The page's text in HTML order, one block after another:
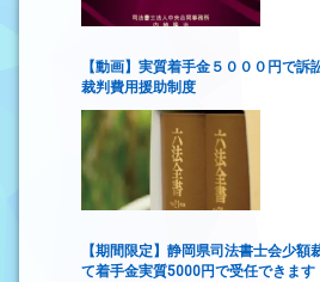
【動画】実質着手金５０００円で
裁判費用援助制度
【期間限定】静岡県司法書士会少額
て着手金実質5000円で受任できます